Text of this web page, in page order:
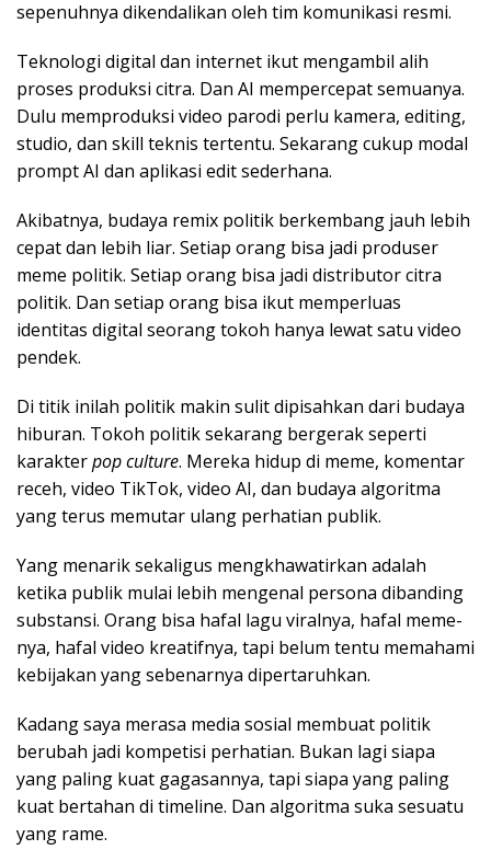
sepenuhnya dikendalikan oleh tim komunikasi resmi.
Teknologi digital dan internet ikut mengambil alih
proses produksi citra. Dan AI mempercepat semuanya.
Dulu memproduksi video parodi perlu kamera, editing,
studio, dan skill teknis tertentu. Sekarang cukup modal
prompt AI dan aplikasi edit sederhana.
Akibatnya, budaya remix politik berkembang jauh lebih
cepat dan lebih liar. Setiap orang bisa jadi produser
meme politik. Setiap orang bisa jadi distributor citra
politik. Dan setiap orang bisa ikut memperluas
identitas digital seorang tokoh hanya lewat satu video
pendek.
Di titik inilah politik makin sulit dipisahkan dari budaya
hiburan. Tokoh politik sekarang bergerak seperti
karakterpop culture. Mereka hidup di meme, komentar
receh, video TikTok, video AI, dan budaya algoritma
yang terus memutar ulang perhatian publik.
Yang menarik sekaligus mengkhawatirkan adalah
ketika publik mulai lebih mengenal persona dibanding
substansi. Orang bisa hafal lagu viralnya, hafal meme-
nya, hafal video kreatifnya, tapi belum tentu memahami
kebijakan yang sebenarnya dipertaruhkan.
Kadang saya merasa media sosial membuat politik
berubah jadi kompetisi perhatian. Bukan lagi siapa
yang paling kuat gagasannya, tapi siapa yang paling
kuat bertahan di timeline. Dan algoritma suka sesuatu
yang rame.